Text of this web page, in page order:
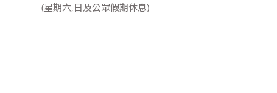
(星期六,日及公眾假期休息)